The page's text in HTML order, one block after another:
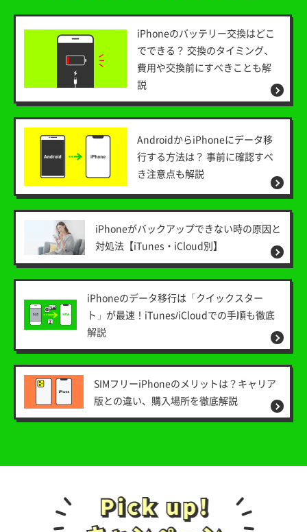
iPhoneのバッテリー交換はどこ
でできる？ 交換のタイミング、
費用や交換前にすべきことも解
説
AndroidからiPhoneにデータ移
行する方法は？ 事前に確認すべ
き注意点も解説
iPhoneがバックアップできない時の原因と
対処法【iTunes・iCloud別】
iPhoneのデータ移行は「クイックスター
ト」が最速！iTunes/iCloudでの手順も徹底
解説
SIMフリーiPhoneのメリットは？キャリア
版との違い、購入場所を徹底解説